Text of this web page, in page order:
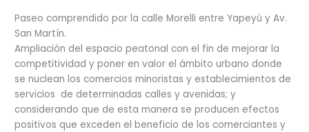
Paseo comprendido por la calle Morelli entre Yapeyú y Av.
San Martín.
Ampliación del espacio peatonal con el fin de mejorar la
competitividad y poner en valor el ámbito urbano donde
se nuclean los comercios minoristas y establecimientos de
servicios de determinadas calles y avenidas; y
considerando que de esta manera se producen efectos
positivos que exceden el beneficio de los comerciantes y